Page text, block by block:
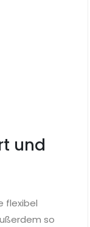
und
flexibel
so